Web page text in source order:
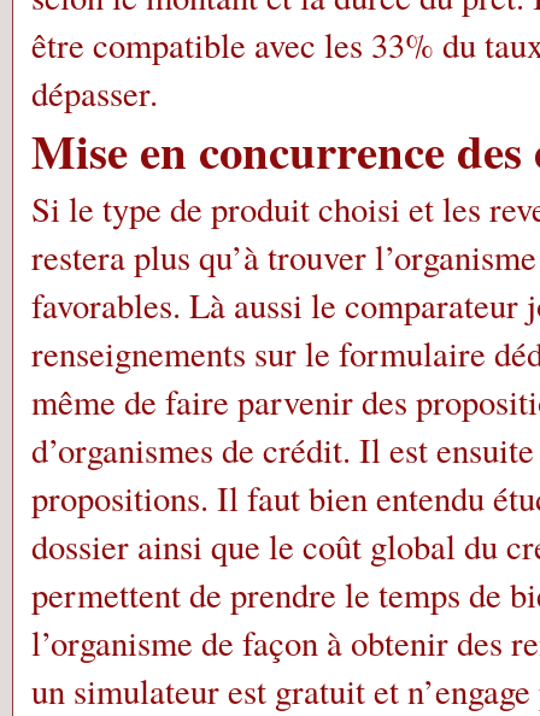
être compatible avec les 33% du
dépasser.
Mise en concurrence
Si le type de produit choisi et les
restera plus qu’à trouver
favorables. Là aussi le
renseignements sur le formulaire
même de faire parvenir des
d’organismes de crédit. Il est
propositions. Il faut bien entendu
dossier ainsi que le coût global du
permettent de prendre le temps de
l’organisme de façon à obtenir des
un simulateur est gratuit et